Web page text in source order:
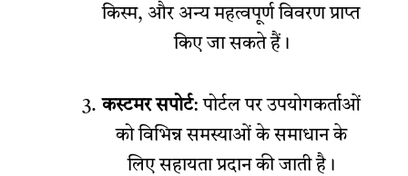
किस्म, और अन्य महत्वपूर्ण विवरण प्राप्त
किए जा सकते हैं।
कस्टमर सपोर्ट: पोर्टल पर उपयोगकर्ताओं
को विभिन्न समस्याओं के समाधान के
लिए सहायता प्रदान की जाती है।